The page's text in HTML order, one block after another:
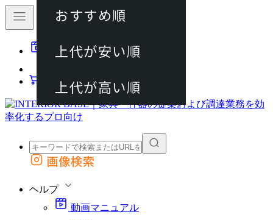
動画マニュアル
カート
外部サイトの商品をカートに追加
画像検索
ヘルプ
動画マニュアル
おすすめ順
上代が安い順
上代が高い順